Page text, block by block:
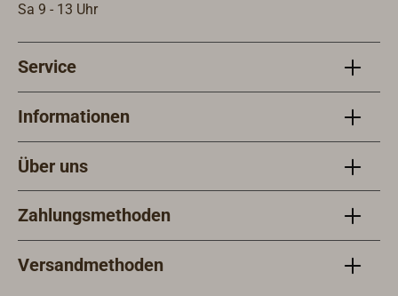
Sa 9 - 13 Uhr
Service
Informationen
Über uns
Zahlungsmethoden
Versandmethoden